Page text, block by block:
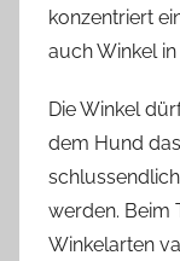
konzentriert
auch Winkel
Die Winkel
dem Hund
werden. Beim
Winkelarten